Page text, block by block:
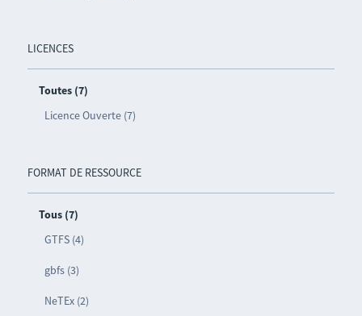
LICENCES
Toutes (7)
Licence Ouverte (7)
FORMAT DE RESSOURCE
Tous (7)
GTFS (4)
gbfs (3)
NeTEx (2)